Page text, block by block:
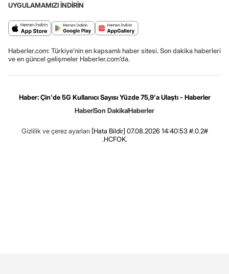
UYGULAMAMIZI İNDİRİN
Haberler.com: Türkiye’nin en kapsamlı haber sitesi. Son dakika haberleri
ve en güncel gelişmeler Haberler.com’da.
Haber: Çin'de 5G Kullanıcı Sayısı Yüzde 75,9'a Ulaştı - Haberler
HaberSon DakikaHaberler
Gizlilik ve çerez ayarları [Hata Bildir] 07.08.2026 14:40:53 #.0.2#
.HCFOK.